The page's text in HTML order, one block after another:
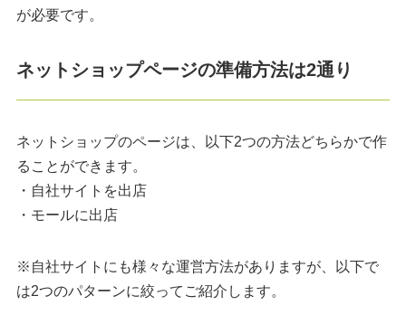
が必要です。
ネットショップページの準備方法は2通り
ネットショップのページは、以下2つの方法どちらかで作
ることができます。
・自社サイトを出店
・モールに出店
※自社サイトにも様々な運営方法がありますが、以下で
は2つのパターンに絞ってご紹介します。